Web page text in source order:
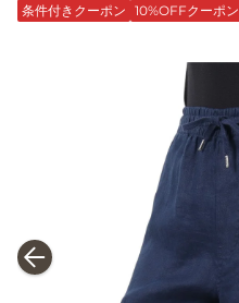
条件付きクーポン 10%OFFクーポン